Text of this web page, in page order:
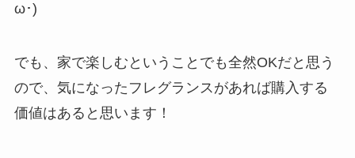
ω･)
でも、家で楽しむということでも全然OKだと思う
ので、気になったフレグランスがあれば購入する
価値はあると思います！